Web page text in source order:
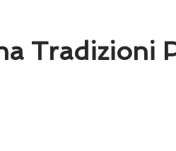
Tradizioni